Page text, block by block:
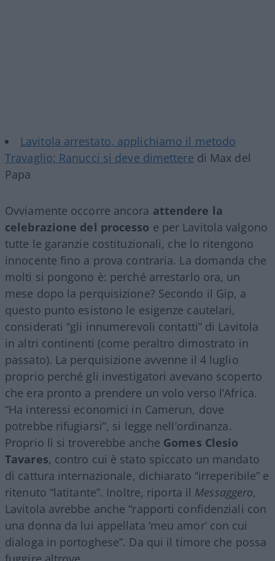
Lavitola arrestato, applichiamo il metodo
Travaglio: Ranucci si deve dimettere di Max del
Papa
Ovviamente occorre ancora attendere la
celebrazione del processo e per Lavitola valgono
tutte le garanzie costituzionali, che lo ritengono
innocente fino a prova contraria. La domanda che
molti si pongono è: perché arrestarlo ora, un
mese dopo la perquisizione? Secondo il Gip, a
questo punto esistono le esigenze cautelari,
considerati “gli innumerevoli contatti” di Lavitola
in altri continenti (come peraltro dimostrato in
passato). La perquisizione avvenne il 4 luglio
proprio perché gli investigatori avevano scoperto
che era pronto a prendere un volo verso l’Africa.
“Ha interessi economici in Camerun, dove
potrebbe rifugiarsi”, si legge nell’ordinanza.
Proprio lì si troverebbe anche Gomes Clesio
Tavares, contro cui è stato spiccato un mandato
di cattura internazionale, dichiarato “irreperibile” e
ritenuto “latitante”. Inoltre, riporta il Messaggero,
Lavitola avrebbe anche “rapporti confidenziali con
una donna da lui appellata ‘meu amor’ con cui
dialoga in portoghese”. Da qui il timore che possa